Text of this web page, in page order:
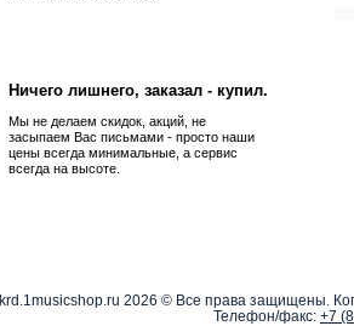
Ничего лишнего, заказал - купил.
Мы не делаем скидок, акций, не
засыпаем Вас письмами - просто наши
цены всегда минимальные, а сервис
всегда на высоте.
krd.1musicshop.ru 2026 © Все права защищены.
Телефон/факс: +7